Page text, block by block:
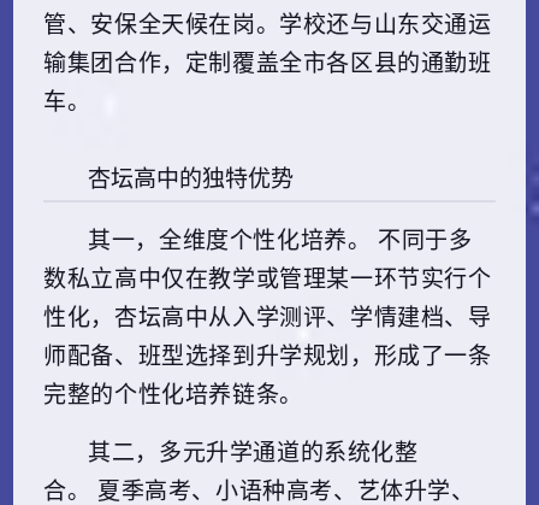
管、安保全天候在岗。学校还与山东交通运
输集团合作，定制覆盖全市各区县的通勤班
车。
杏坛高中的独特优势
其一，全维度个性化培养。
不同于多
数私立高中仅在教学或管理某一环节实行个
性化，杏坛高中从入学测评、学情建档、导
师配备、班型选择到升学规划，形成了一条
完整的个性化培养链条。
其二，多元升学通道的系统化整
合。
夏季高考、小语种高考、艺体升学、